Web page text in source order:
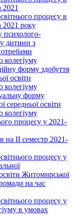
2021
процесу в
2021 року
психолого-
дитини з
колегіуму
форму здобуття
освіти
колегіуму
форму
середньої освіти
колегіуму
процесу у 2021-
на ІІ семестр 2021-
процесу у
Житомирської
на час
процесу у
в умовах